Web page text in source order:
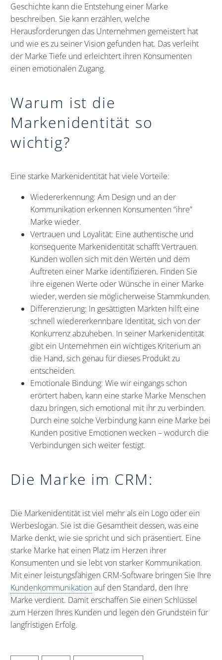
Geschichte kann die Entstehung einer Marke
beschreiben. Sie kann erzählen, welche
Herausforderungen das Unternehmen gemeistert hat
und wie es zu seiner Vision gefunden hat. Das verleiht
der Marke Tiefe und erleichtert ihren Konsumenten
einen emotionalen Zugang.
Warum ist die
Markenidentität so
wichtig?
Eine starke Markenidentität hat viele Vorteile:
Wiedererkennung: Am Design und an der
Kommunikation erkennen Konsumenten “ihre”
Marke wieder.
Vertrauen und Loyalität: Eine authentische und
konsequente Markenidentität schafft Vertrauen.
Kunden wollen sich mit den Werten und dem
Auftreten einer Marke identifizieren. Finden Sie
ihre eigenen Werte oder Wünsche in einer Marke
wieder, werden sie möglicherweise Stammkunden.
Differenzierung: In gesättigten Märkten hilft eine
schnell wiedererkennbare Identität, sich von der
Konkurrenz abzuheben. In seiner Markenidentität
gibt ein Unternehmen ein wichtiges Kriterium an
die Hand, sich genau für dieses Produkt zu
entscheiden.
Emotionale Bindung: Wie wir eingangs schon
erörtert haben, kann eine starke Marke Menschen
dazu bringen, sich emotional mit ihr zu verbinden.
Durch eine solche Verbindung kann eine Marke bei
Kunden positive Emotionen wecken – wodurch die
Verbindungen sich weiter festigt.
Die Marke im CRM:
Die Markenidentität ist viel mehr als ein Logo oder ein
Werbeslogan. Sie ist die Gesamtheit dessen, was eine
Marke denkt, wie sie spricht und sich präsentiert. Eine
starke Marke hat einen Platz im Herzen ihrer
Konsumenten und sie lebt von starker Kommunikation.
Mit einer leistungsfähigen CRM-Software bringen Sie Ihre
Kundenkommunikationauf den Standard, den Ihre
Marke verdient. Damit erschaffen Sie einen Schlüssel
zum Herzen Ihres Kunden und legen den Grundstein für
langfristigen Erfolg.